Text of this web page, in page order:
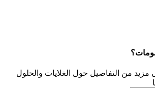
مزيد من التفاصيل حول الغلايات والحلول